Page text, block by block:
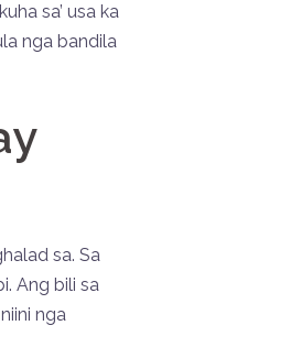
sa’ usa ka
nga bandila
sa. Sa
Ang bili sa
nga